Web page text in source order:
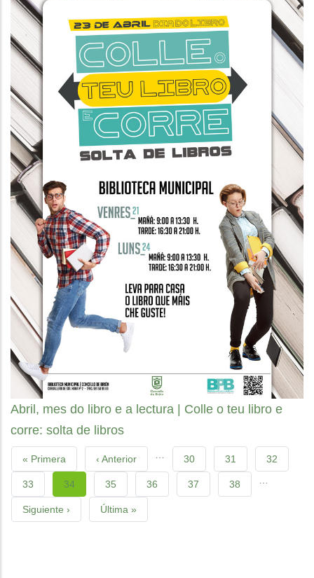
Abril, mes do libro e a lectura | Colle o teu libro e
corre: solta de libros
Pagination
First
page
« Primera Previous
page
‹ Anterior … Page
30 Page
31 Page
32
Page
33 Current
page
34 Page
35 Page
36 Page
37 Page
38 …
Next
Siguiente › Last
Última »